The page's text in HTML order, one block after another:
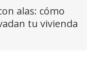
alas: cómo
tu vivienda